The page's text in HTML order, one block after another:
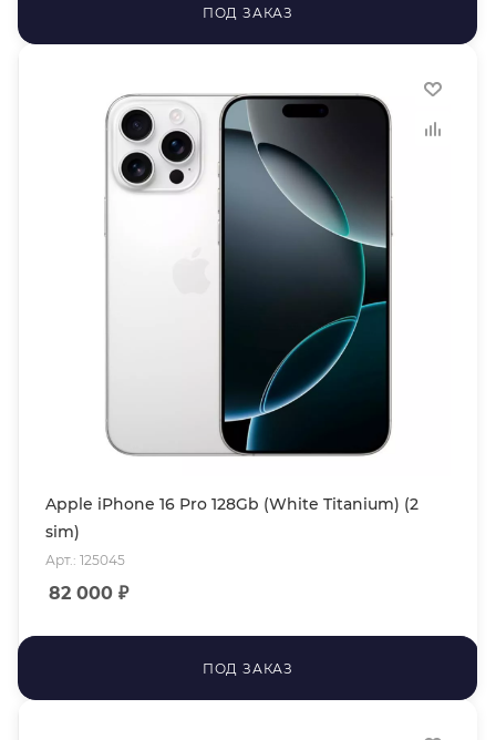
ПОД ЗАКАЗ
Apple iPhone 16 Pro 128Gb (White Titanium) (2
sim)
Арт.: 125045
82 000 ₽
ПОД ЗАКАЗ